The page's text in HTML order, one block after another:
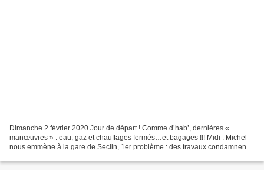
Dimanche 2 février 2020 Jour de départ ! Comme d’hab’, dernières «
manœuvres » : eau, gaz et chauffages fermés…et bagages !!! Midi : Michel
nous emmène à la gare de Seclin, 1er problème : des travaux condamnent